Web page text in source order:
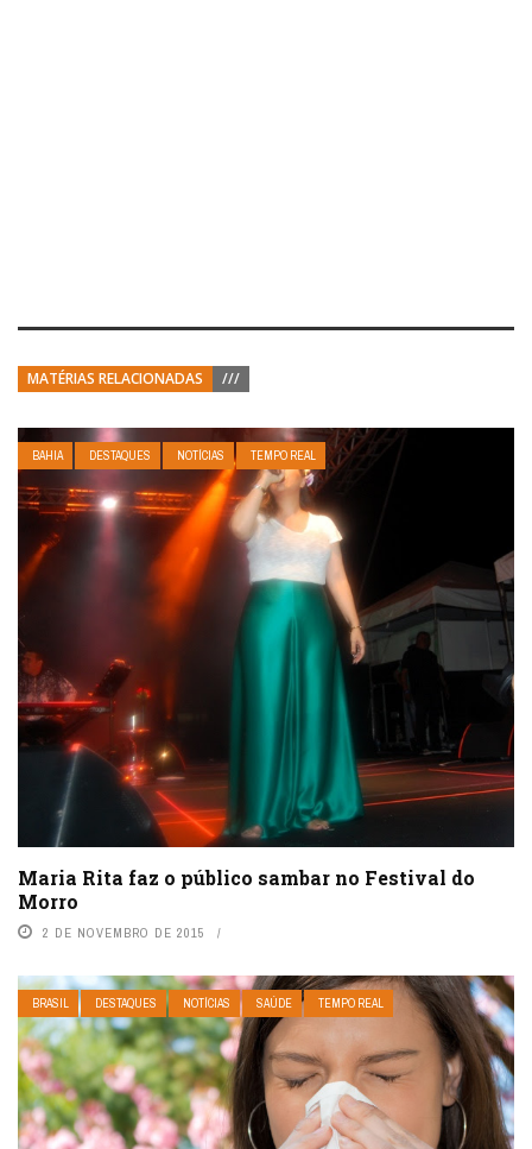
MATÉRIAS RELACIONADAS ///
BAHIA DESTAQUES NOTÍCIAS TEMPO REAL
Maria Rita faz o público sambar no Festival do
Morro
2 DE NOVEMBRO DE 2015
BRASIL DESTAQUES NOTÍCIAS SAÚDE TEMPO REAL